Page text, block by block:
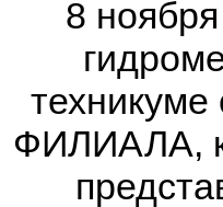
8
ФИЛИАЛА,